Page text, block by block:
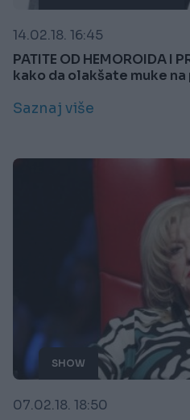
14.02.18. 16:45
PATITE OD HEMOROIDA I
kako da olakšate muke
Saznaj više
SHOW
07.02.18. 18:50